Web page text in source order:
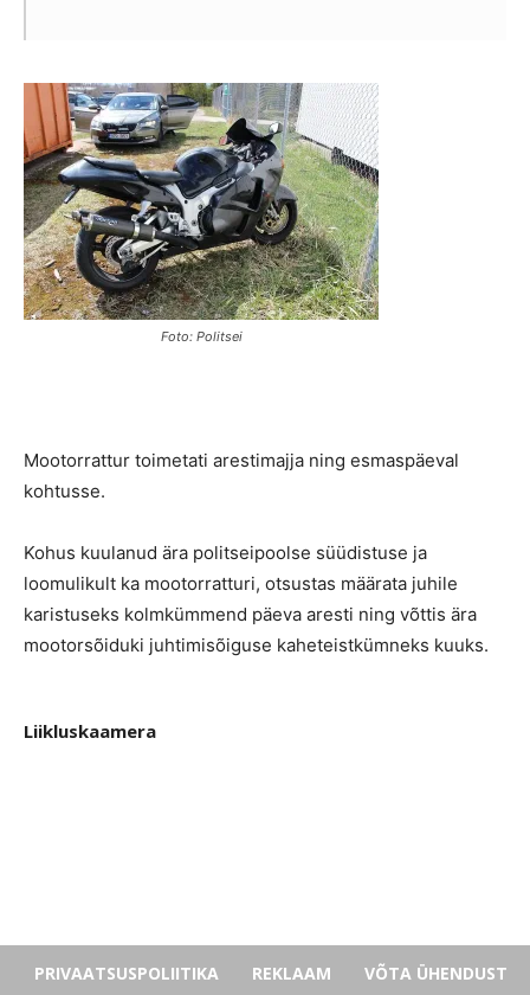
Foto: Politsei
Mootorrattur toimetati arestimajja ning esmaspäeval
kohtusse.
Kohus kuulanud ära politseipoolse süüdistuse ja
loomulikult ka mootorratturi, otsustas määrata juhile
karistuseks kolmkümmend päeva aresti ning võttis ära
mootorsõiduki juhtimisõiguse kaheteistkümneks kuuks.
Liikluskaamera
PRIVAATSUSPOLIITIKA REKLAAM VÕTA ÜHENDUST